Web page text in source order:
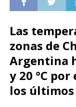
Las
zonas de
Argentina
y 20 °C
los últimos